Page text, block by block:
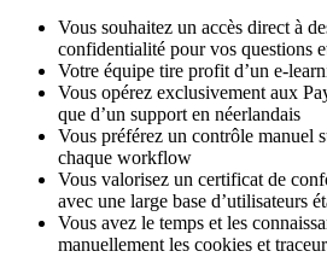
Vous souhaitez un accès direct à
confidentialité pour vos questions
Votre équipe tire profit d’un e-
Vous opérez exclusivement aux
que d’un support en néerlandais
Vous préférez un contrôle manuel
chaque workflow
Vous valorisez un certificat de
avec une large base d’utilisateurs
Vous avez le temps et les
manuellement les cookies et